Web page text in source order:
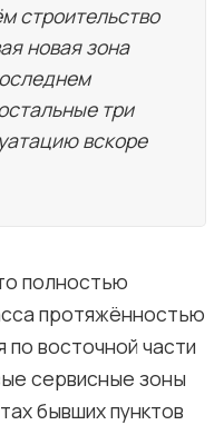
строительство
новая зона
три
вскоре
полностью
протяжённостью
восточной части
сервисные зоны
бывших пунктов